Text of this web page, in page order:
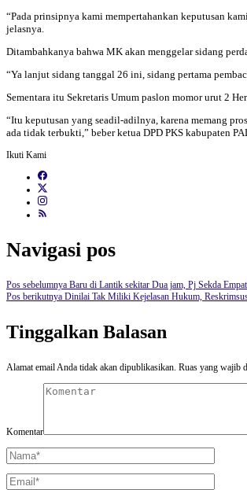
“Pada prinsipnya kami mempertahankan keputusan
jelasnya.
Ditambahkanya bahwa MK akan menggelar sidang
“Ya lanjut sidang tanggal 26 ini, sidang pertama
Sementara itu Sekretaris Umum paslon momor urut 2
“Itu keputusan yang seadil-adilnya, karena memang
ada tidak terbukti,” beber ketua DPD PKS kabupaten
Ikuti Kami
Navigasi pos
Pos sebelumnya Baru di Lantik sekitar Dua jam, Pj Sekda
Pos berikutnya Dinilai Tak Miliki Kejelasan Hukum,
Tinggalkan Balasan
Alamat email Anda tidak akan dipublikasikan. Ruas yang wajib
Komentar